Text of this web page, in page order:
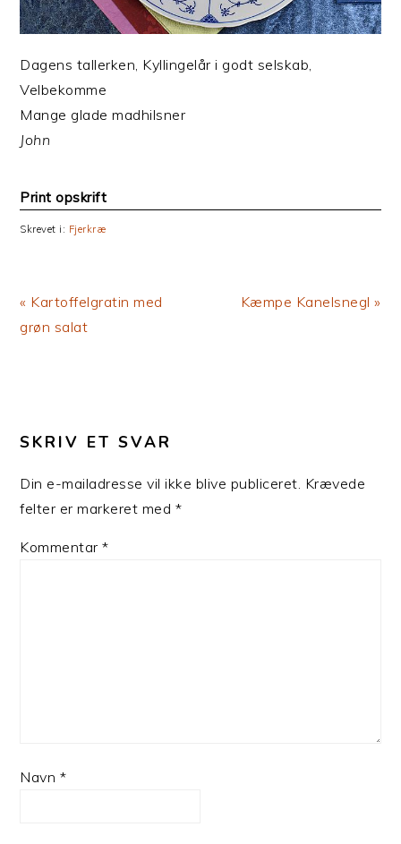
Dagens tallerken, Kyllingelår i godt selskab,
Velbekomme
Mange glade madhilsner
John
Print opskrift
Skrevet i: Fjerkræ
Previous
Post:
« Kartoffelgratin med
grøn salat
Next
Kæmpe Kanelsnegl »
SKRIV ET SVAR
Din e-mailadresse vil ikke blive publiceret. Krævede
felter er markeret med *
Kommentar*
Navn *